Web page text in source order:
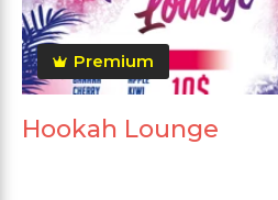
Premium
Hookah Lounge